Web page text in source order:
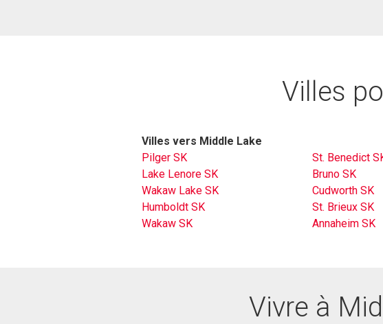
Villes
Villes vers Middle Lake
Pilger SK
St. Benedict
Lake Lenore SK
Bruno SK
Wakaw Lake SK
Cudworth SK
Humboldt SK
St. Brieux SK
Wakaw SK
Annaheim SK
Vivre à